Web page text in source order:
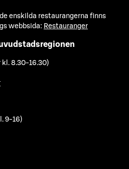
enskilda restaurangerna finns
webbsida: Restauranger
kl. 8.30-16.30)
9-16)